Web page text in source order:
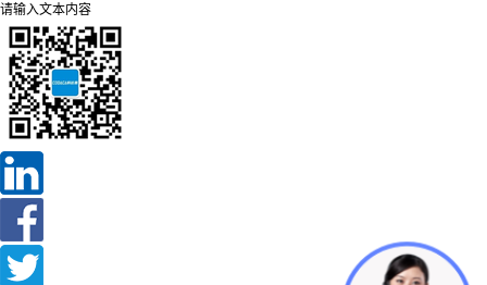
请输入文本内容